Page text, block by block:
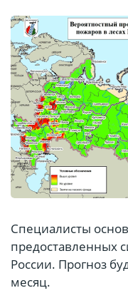
Специалисты
предоставленных
России. Прогноз
месяц.